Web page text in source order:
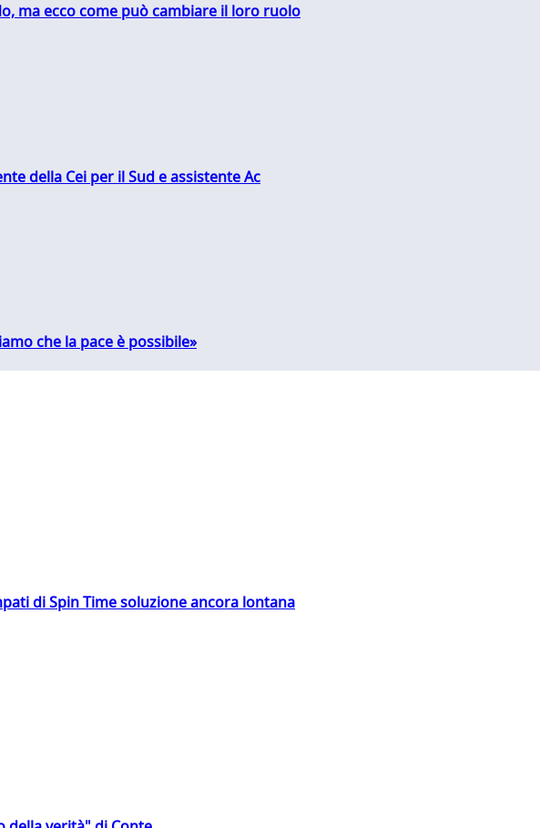
ma ecco come può cambiare il loro ruolo
della Cei per il Sud e assistente Ac
che la pace è possibile»
di Spin Time soluzione ancora lontana